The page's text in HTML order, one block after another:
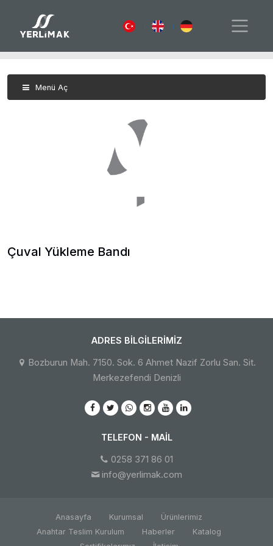
Çuval Yükleme Bandı
Anasayfa Eleme Makineleri
Menü Aç
Çuval Yükleme Bandı
ADRES BILGILERIMIZ
Bozburun Mah. 7150. Sok. 6 Ahmet Nazif Zorlu San. Sit.
Merkezefendi Denizli
TELEFON - MAIL
0258 371 86 01
info@yerlimak.com
Anasayfa Kurumsal
Ürünlerimiz
Anahtar Teslim Kurulum
Haberler
Katalog